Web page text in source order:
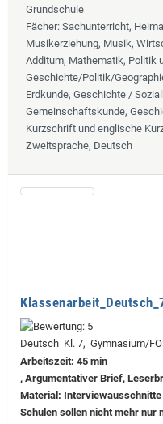
Grundschule
Fächer: Sachunterricht,
Musikerziehung, Musik,
Additum, Mathematik, Politik
Geschichte/Politik/
Erdkunde, Geschichte /
Gemeinschaftskunde,
Kurzschrift und englische
Zweitsprache, Deutsch
Deutsch Kl. 7, Gymnasium/
Arbeitszeit: 45 min
, Argumentativer Brief,
Material:
Schulen sollen nicht mehr nur